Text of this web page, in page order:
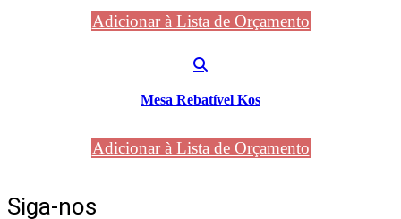
Adicionar à Lista de Orçamento
Mesa Rebatível Kos
Adicionar à Lista de Orçamento
Siga-nos